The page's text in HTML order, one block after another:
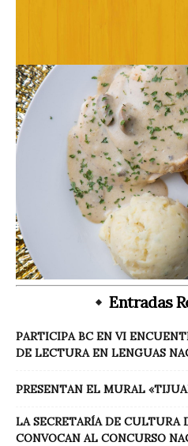
Entradas
PARTICIPA BC EN VI
DE LECTURA EN LENGUAS
PRESENTAN EL MURAL
LA SECRETARÍA DE CULTURA
CONVOCAN AL CONCURSO